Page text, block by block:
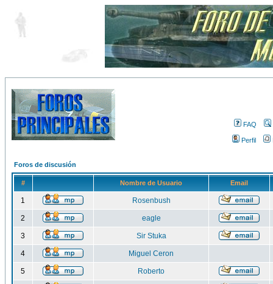
FAQ
Perfil
Foros de discusión
# Nombre de Usuario Email
1 Rosenbush
2 eagle
3 Sir Stuka
4 Miguel Ceron
5 Roberto